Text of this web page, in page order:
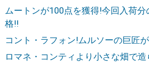
ムートンが100点を獲得!今回入荷
格!!
コント・ラフォン!ムルソーの巨匠
ロマネ・コンティより小さな畑で